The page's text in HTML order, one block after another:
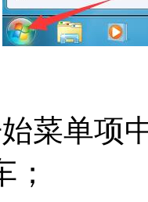
菜单项